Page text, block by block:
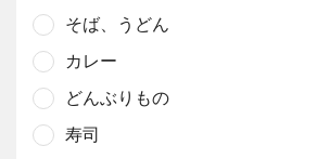
そば、うどん
カレー
どんぶりもの
寿司